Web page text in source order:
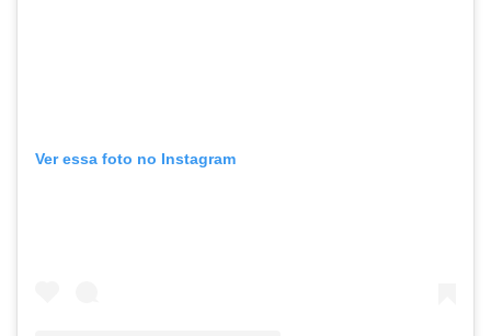
Ver essa foto no Instagram